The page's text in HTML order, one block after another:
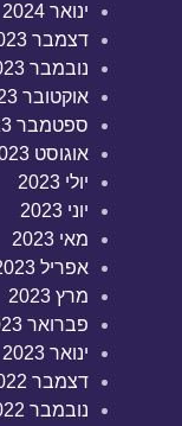
ינואר 2024
דצמבר 2023
נובמבר 2023
אוקטובר 2023
ספטמבר 2023
אוגוסט 2023
יולי 2023
יוני 2023
מאי 2023
אפריל 2023
מרץ 2023
פברואר 2023
ינואר 2023
דצמבר 2022
נובמבר 2022